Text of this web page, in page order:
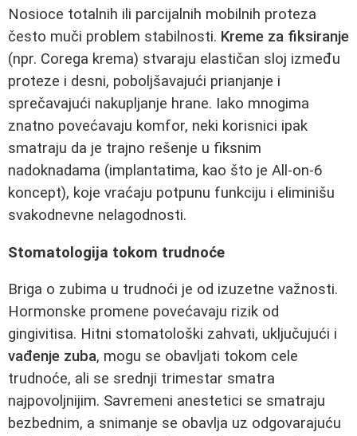
Nosioce totalnih ili parcijalnih mobilnih proteza
često muči problem stabilnosti. Kreme za fiksiranje
(npr. Corega krema) stvaraju elastičan sloj između
proteze i desni, poboljšavajući prianjanje i
sprečavajući nakupljanje hrane. Iako mnogima
znatno povećavaju komfor, neki korisnici ipak
smatraju da je trajno rešenje u fiksnim
nadoknadama (implantatima, kao što je All-on-6
koncept), koje vraćaju potpunu funkciju i eliminišu
svakodnevne nelagodnosti.
Stomatologija tokom trudnoće
Briga o zubima u trudnoći je od izuzetne važnosti.
Hormonske promene povećavaju rizik od
gingivitisa. Hitni stomatološki zahvati, uključujući i
vađenje zuba, mogu se obavljati tokom cele
trudnoće, ali se srednji trimestar smatra
najpovoljnijim. Savremeni anestetici se smatraju
bezbednim, a snimanje se obavlja uz odgovarajuću